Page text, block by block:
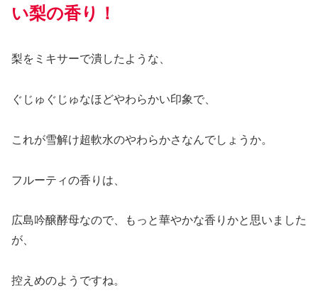
い梨の香り！
梨をミキサーで潰したような、
ぐじゅぐじゅなほどやわらかい印象で、
これが雪解け超軟水のやわらかさなんでしょうか。
フルーティの香りは、
広島吟醸酵母なので、もっと華やかな香りかと思いました
が、
控えめのようですね。